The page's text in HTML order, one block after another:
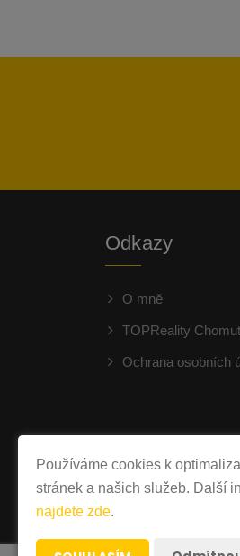
Odkazy
O mně
TOPReality
Ochrana osobních
Používáme cookies k
stránek a našich služeb. Další
najdete zde.